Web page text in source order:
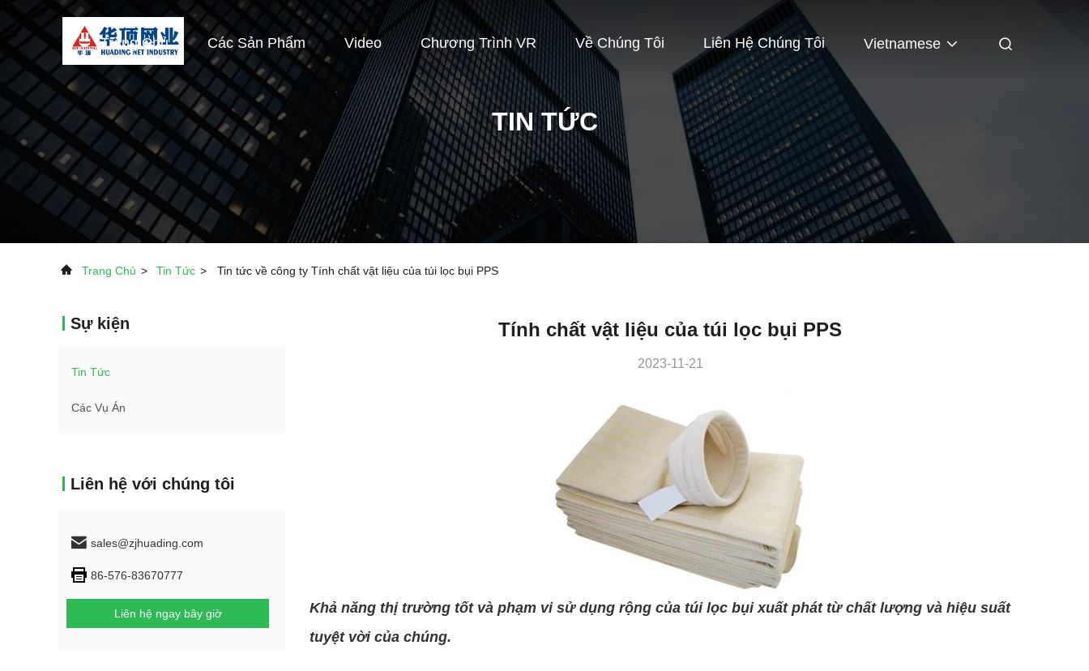
Trang Chủ Các Sản Phẩm Video Chương Trình VR Về Chúng Tôi Liên Hệ Chúng Tôi Vietnamese
TIN TỨC
Trang Chủ > Tin Tức > Tin tức về công ty Tính chất vật liệu của túi lọc bụi PPS
Sự kiện
Tin Tức
Các Vụ Án
Liên hệ với chúng tôi
sales@zjhuading.com
86-576-83670777
Liên hệ ngay bây giờ
Tính chất vật liệu của túi lọc bụi PPS
2023-11-21
Khả năng thị trường tốt và phạm vi sử dụng rộng của túi lọc bụi xuất phát từ chất lượng và hiệu suất
tuyệt vời của chúng.